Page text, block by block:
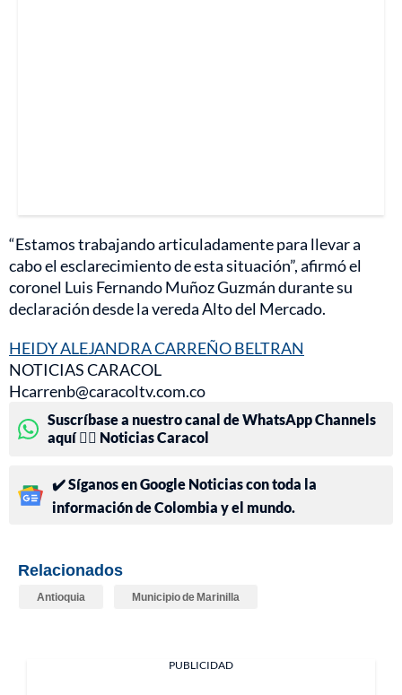
“Estamos trabajando articuladamente para llevar a
cabo el esclarecimiento de esta situación”, afirmó el
coronel Luis Fernando Muñoz Guzmán durante su
declaración desde la vereda Alto del Mercado.
HEIDY ALEJANDRA CARREÑO BELTRAN
NOTICIAS CARACOL
Hcarrenb@caracoltv.com.co
Suscríbase a nuestro canal de WhatsApp Channels
aquí 👉🏻 Noticias Caracol
✔️ Síganos en Google Noticias con toda la
información de Colombia y el mundo.
Relacionados
Antioquia Municipio de Marinilla
PUBLICIDAD